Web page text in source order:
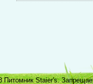
Питомник Staier's.